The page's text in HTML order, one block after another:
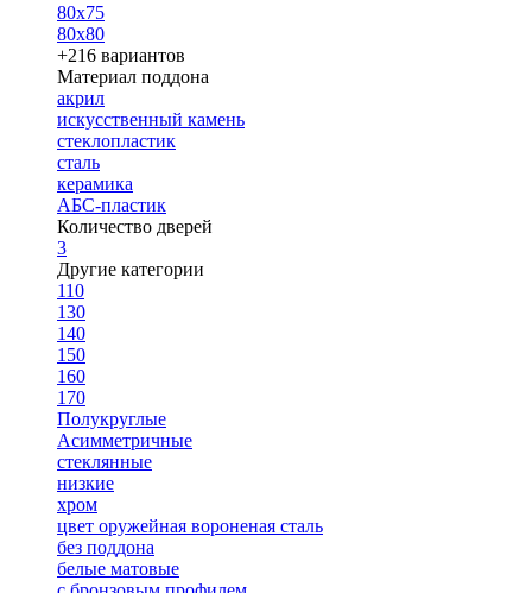
80х75
80х80
+216 вариантов
Материал поддона
акрил
искусственный камень
стеклопластик
сталь
керамика
АБС-пластик
Количество дверей
3
Другие категории
110
130
140
150
160
170
Полукруглые
Асимметричные
стеклянные
низкие
хром
цвет оружейная вороненая сталь
без поддона
белые матовые